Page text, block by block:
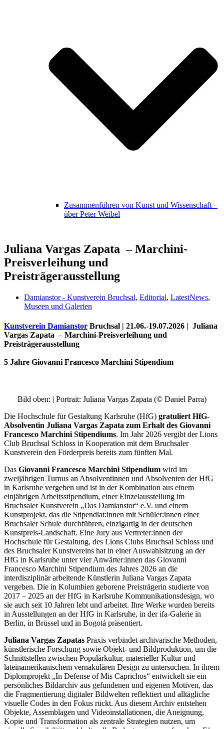
Zusammenführen von Kunst und Wissenschaft –
über Peter Weibel
Uli Rothfuss
Buchtipps von Prof. Uli Rothfuss
Harald Schwiers
Buchbesprechungen von Harald Schwiers
Haralds Streifzüge
Hörtipps von Harald Schwiers
Kunstausflüge mit Sigrid Balke
Marc Peschke – Out of The Länd
Buchtipps von Uli Rothfuss
Hausbesuche
Juliana Vargas Zapata – Marchini-
Preisverleihung und
Preisträgerausstellung
Damianstor - Kunstverein Bruchsal, Editorial, LatestNews,
Museen und Galerien
Kunstverein Damianstor Bruchsal | 21.06.-19.07.2026 | Juliana
Vargas Zapata – Marchini-Preisverleihung und
Preisträgerausstellung
5 Jahre Giovanni Francesco Marchini Stipendium
Bild oben: | Portrait: Juliana Vargas Zapata (© Daniel Parra)
Die Hochschule für Gestaltung Karlsruhe (HfG) gratuliert HfG-
Absolventin Juliana Vargas Zapata zum Erhalt des Giovanni
Francesco Marchini Stipendiums. Im Jahr 2026 vergibt der Lions
Club Bruchsal Schloss in Kooperation mit dem Bruchsaler
Kunstverein den Förderpreis bereits zum fünften Mal.
Das Giovanni Francesco Marchini Stipendium wird im
zweijährigen Turnus an Absolventinnen und Absolventen der HfG
in Karlsruhe vergeben und ist in der Kombination aus einem
einjährigen Arbeitsstipendium, einer Einzelausstellung im
Bruchsaler Kunstverein „Das Damianstor“ e.V. und einem
Kunstprojekt, das die Stipendiat:innen mit Schüler:innen einer
Bruchsaler Schule durchführen, einzigartig in der deutschen
Kunstpreis-Landschaft. Eine Jury aus Vertreter:innen der
Hochschule für Gestaltung, des Lions Clubs Bruchsal Schloss und
des Bruchsaler Kunstvereins hat in einer Auswahlsitzung an der
HfG in Karlsruhe unter vier Anwärter:innen das Giovanni
Francesco Marchini Stipendium des Jahres 2026 an die
interdisziplinär arbeitende Künstlerin Juliana Vargas Zapata
vergeben. Die in Kolumbien geborene Preisträgerin studierte von
2017 – 2025 an der HfG in Karlsruhe Kommunikationsdesign, wo
sie auch seit 10 Jahren lebt und arbeitet. Ihre Werke wurden bereits
in Ausstellungen an der HfG in Karlsruhe, in der ifa-Galerie in
Berlin, in Brüssel und in Bogotá präsentiert.
Juliana Vargas Zapatas Praxis verbindet archivarische Methoden,
künstlerische Forschung sowie Objekt- und Bildproduktion, um die
Schnittstellen zwischen Populärkultur, materieller Kultur und
lateinamerikanischem vernakulären Design zu untersuchen. In ihrem
Diplomprojekt „In Defense of Mis Caprichos“ entwickelt sie ein
persönliches Bildarchiv aus gefundenen und eigenen Motiven, das
die Fragmentierung digitaler Bildwelten reflektiert und alltägliche
visuelle Codes in den Fokus rückt. Aus diesem Archiv entstehen
Objekte, Assemblagen und Videoinstallationen, die Aneignung,
Kopie und Transformation als zentrale Strategien nutzen, um